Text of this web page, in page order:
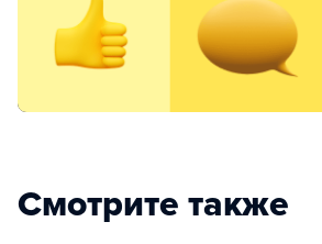
Смотрите также